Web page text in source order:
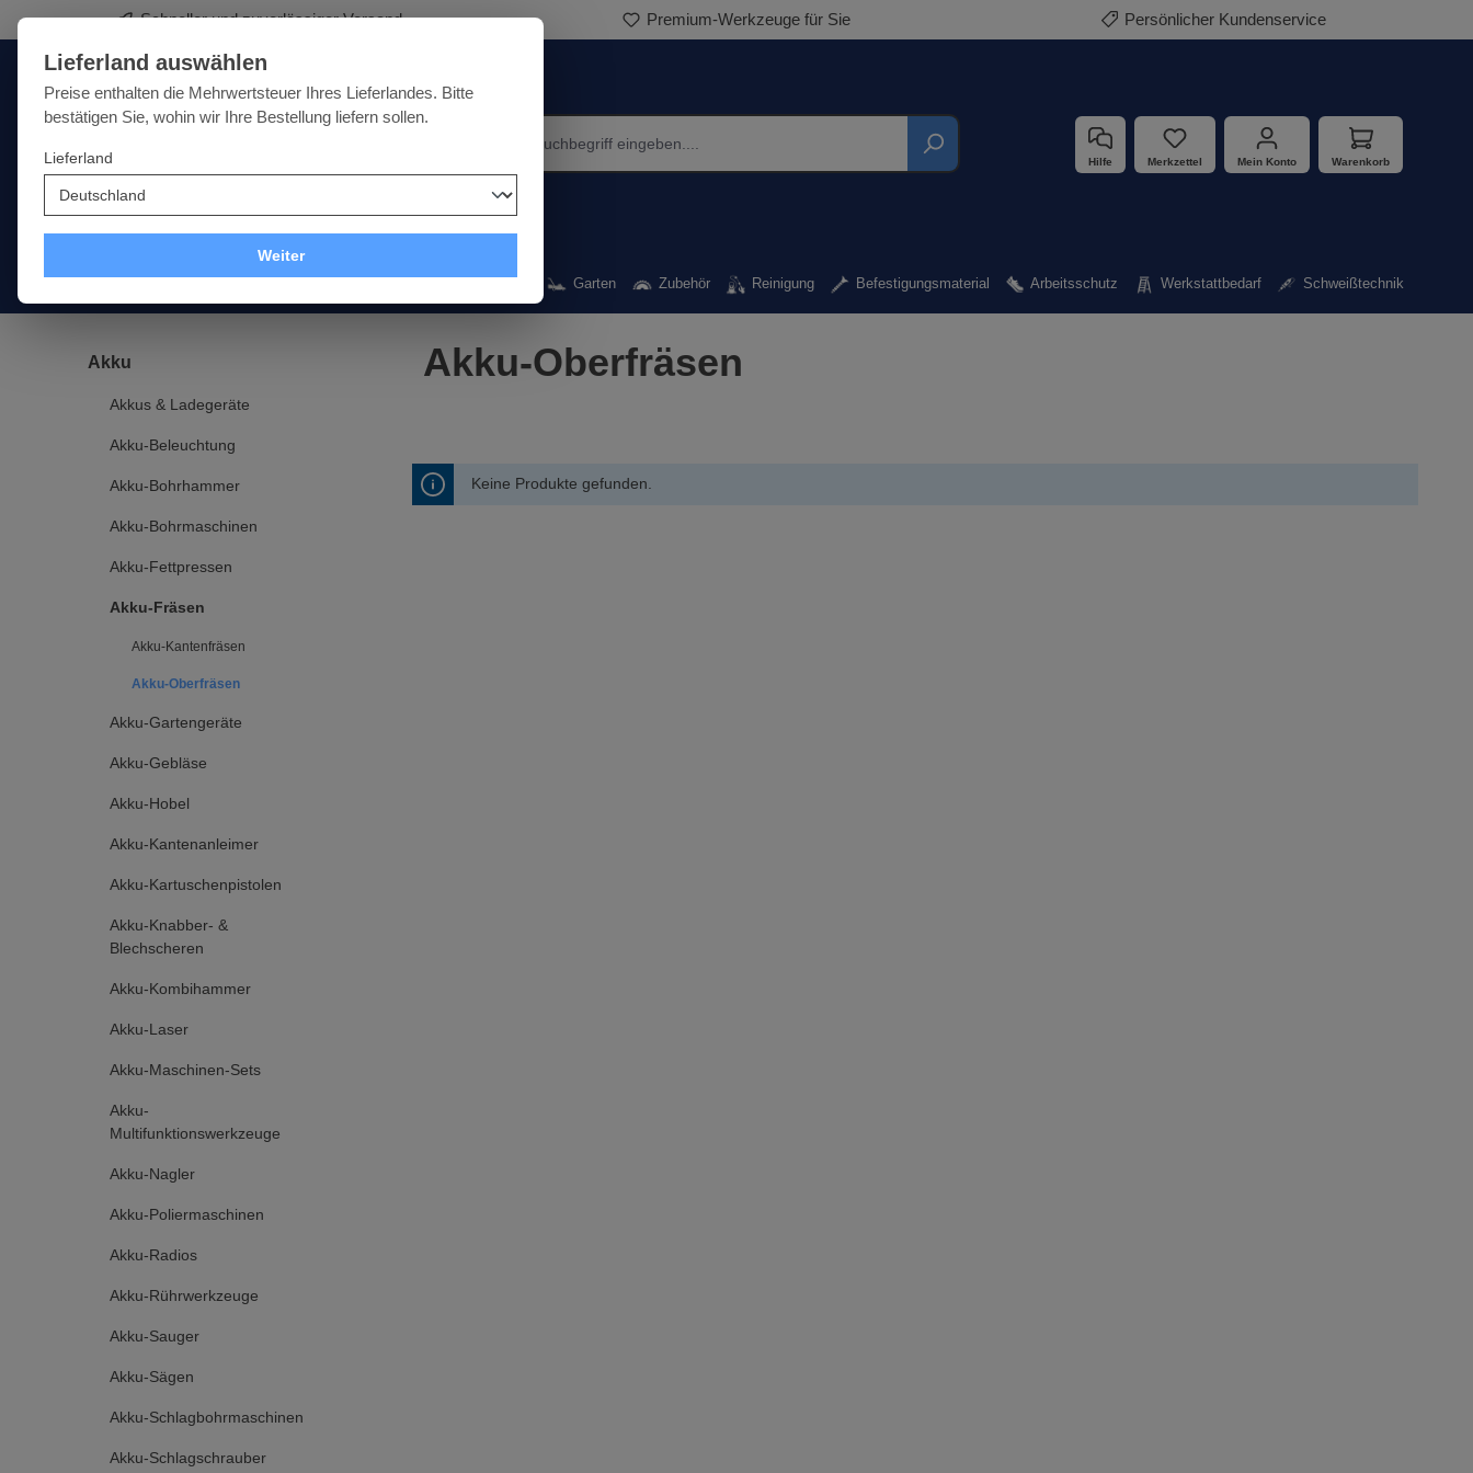
Zur Hauptnavigation springen
Schneller und zuverlässiger Versand Premium-Werkzeuge für Sie Persönlicher Kundenservice
Lieferland: Deutschland
Qualität · Vielfalt · Kompetenz - alles unter einem Dach
Hilfe Merkzettel Mein Konto Warenkorb
Garten Zubehör Reinigung Befestigungsmaterial Arbeitsschutz Werkstattbedarf Schweißtechnik
Akku
Akkus & Ladegeräte
Akku-Beleuchtung
Akku-Bohrhammer
Akku-Bohrmaschinen
Akku-Fettpressen
Akku-Fräsen
Akku-Kantenfräsen
Akku-Oberfräsen
Akku-Gartengeräte
Akku-Gebläse
Akku-Hobel
Akku-Kantenanleimer
Akku-Kartuschenpistolen
Akku-Knabber- &
Blechscheren
Akku-Kombihammer
Akku-Laser
Akku-Maschinen-Sets
Akku-
Multifunktionswerkzeuge
Akku-Nagler
Akku-Poliermaschinen
Akku-Radios
Akku-Rührwerkzeuge
Akku-Sauger
Akku-Sägen
Akku-Schlagbohrmaschinen
Akku-Schlagschrauber
Akku-Oberfräsen
Keine Produkte gefunden.
Lieferland auswählen
Preise enthalten die Mehrwertsteuer Ihres Lieferlandes. Bitte
bestätigen Sie, wohin wir Ihre Bestellung liefern sollen.
Lieferland
Weiter